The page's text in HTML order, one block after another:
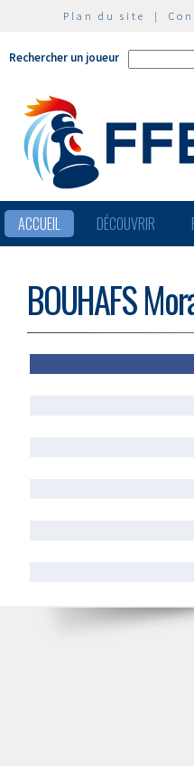
Plan du site |
Rechercher un joueur
ACCUEIL DÉCOUVRIR
BOUHAFS